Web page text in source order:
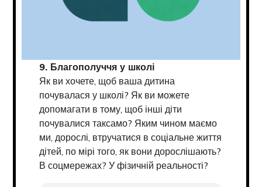
9. Благополуччя у школі
Як ви хочете, щоб ваша дитина
почувалася у школі? Як ви можете
допомагати в тому, щоб інші діти
почувалися таксамо? Яким чином маємо
ми, дорослі, втручатися в соціальне життя
дітей, по мірі того, як вони дорослішають?
В соцмережах? У фізичній реальності?